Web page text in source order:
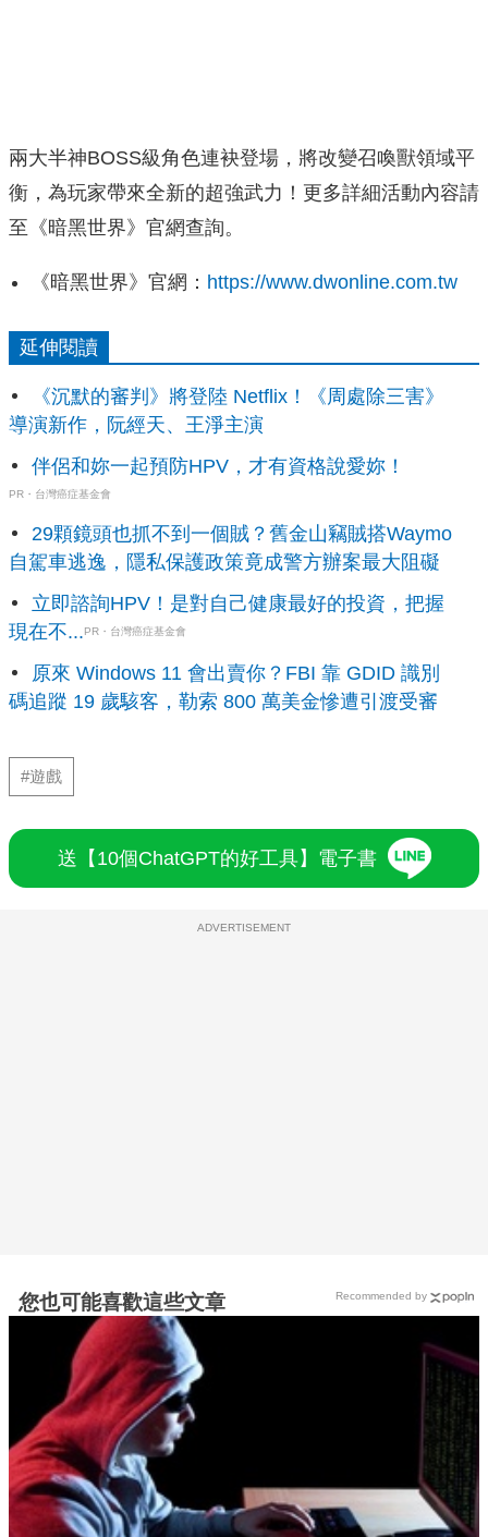
兩大半神BOSS級角色連袂登場，將改變召喚獸領域平
衡，為玩家帶來全新的超強武力！更多詳細活動內容請
至《暗黑世界》官網查詢。
《暗黑世界》官網： https://www.dwonline.com.tw
延伸閱讀
《沉默的審判》將登陸 Netflix！《周處除三害》
導演新作，阮經天、王淨主演
伴侶和妳一起預防HPV，才有資格說愛妳！
PR・台灣癌症基金會
29顆鏡頭也抓不到一個賊？舊金山竊賊搭Waymo
自駕車逃逸，隱私保護政策竟成警方辦案最大阻礙
立即諮詢HPV！是對自己健康最好的投資，把握
現在不...PR・台灣癌症基金會
原來 Windows 11 會出賣你？FBI 靠 GDID 識別
碼追蹤 19 歲駭客，勒索 800 萬美金慘遭引渡受審
#遊戲
送【10個ChatGPT的好工具】電子書
ADVERTISEMENT
您也可能喜歡這些文章 Recommended by